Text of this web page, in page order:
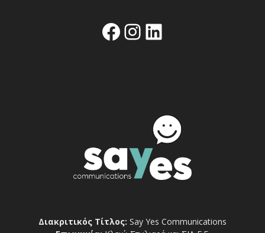
Facebook
Instagram
Linkedin
Διακριτικός Τίτλος: Say Yes Communications